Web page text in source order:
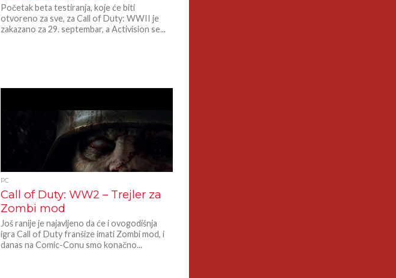
Početak beta testiranja, koje će biti
otvoreno za sve, za Call of Duty: WWII je
zakazano za 29. septembar, a Activision se...
PC
Call of Duty: WW2 – Trejler za
Zombi mod
Još ranije je najavljeno da će i ovogodišnja
igra Call of Duty franšize imati Zombi mod, i
danas na Comic-Conu smo konačno...